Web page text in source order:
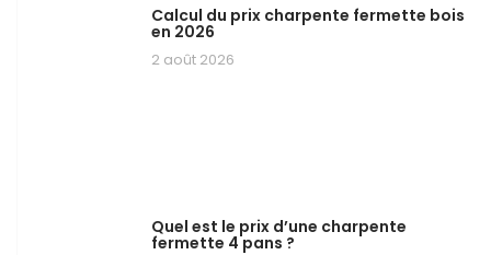
Calcul du prix charpente fermette bois
en 2026
2 août 2026
Quel est le prix d’une charpente
fermette 4 pans ?